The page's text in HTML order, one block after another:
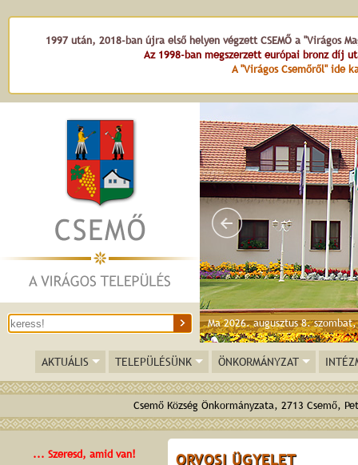
1997 után, 2018-ban újra első helyen végzett CSEMŐ a "Virágos
Az 1998-ban megszerzett európai bronz díj
A "Virágos Csemőről" ide
Ma 2026. augusztus 8.
AKTUÁLIS TELEPÜLÉSÜNK ÖNKORMÁNYZAT
Csemő Község Önkormányzata, 2713
... Szeresd, amid van! ORVOSI ÜGYELET